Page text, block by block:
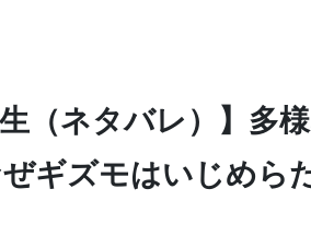
（ネタバレ）】多
ギズモはいじめら